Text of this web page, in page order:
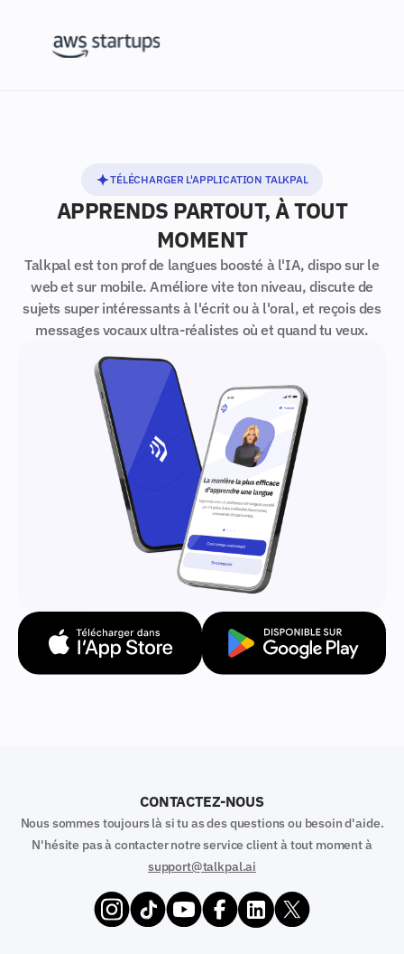
TÉLÉCHARGER L'APPLICATION TALKPAL
APPRENDS PARTOUT, À TOUT
MOMENT
Talkpal est ton prof de langues boosté à l'IA, dispo sur le
web et sur mobile. Améliore vite ton niveau, discute de
sujets super intéressants à l'écrit ou à l'oral, et reçois des
messages vocaux ultra-réalistes où et quand tu veux.
CONTACTEZ-NOUS
Nous sommes toujours là si tu as des questions ou besoin d'aide.
N'hésite pas à contacter notre service client à tout moment à
support@talkpal.ai